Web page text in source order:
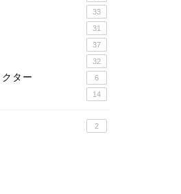
33
31
37
32
ター 6
14
2